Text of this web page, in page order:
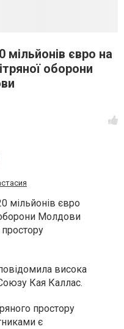
мільйонів євро на
оборони
мільйонів євро
Молдови
простору
висока
Кая Каллас.
простору
є